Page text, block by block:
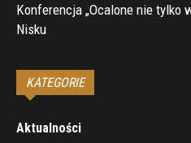
Konferencja „Ocalone nie tylko
Nisku
KATEGORIE
Aktualności